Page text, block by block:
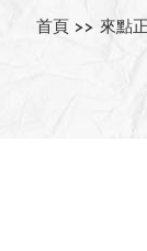
首頁 >> 來點